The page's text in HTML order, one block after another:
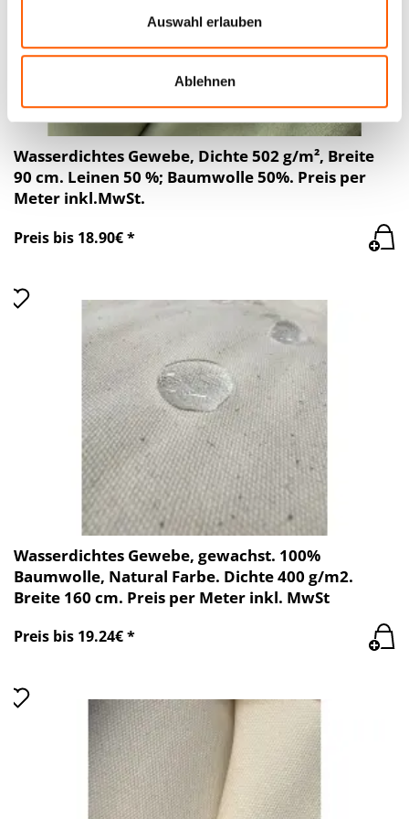
Verwendung unserer Website an unsere Partner für
Partner führen diese Informationen möglicherweise mit
weiteren Daten zusammen, die Sie ihnen bereitgestellt
haben oder die sie im Rahmen Ihrer Nutzung der Dienste
gesammelt haben.
Auswahl erlauben
Ablehnen
Wasserdichtes Gewebe, Dichte 502 g/m², Breite
90 cm. Leinen 50 %; Baumwolle 50%. Preis per
Meter inkl.MwSt.
Preis bis 18.90€ *
Wasserdichtes Gewebe, gewachst. 100%
Baumwolle, Natural Farbe. Dichte 400 g/m2.
Breite 160 cm. Preis per Meter inkl. MwSt
Preis bis 19.24€ *